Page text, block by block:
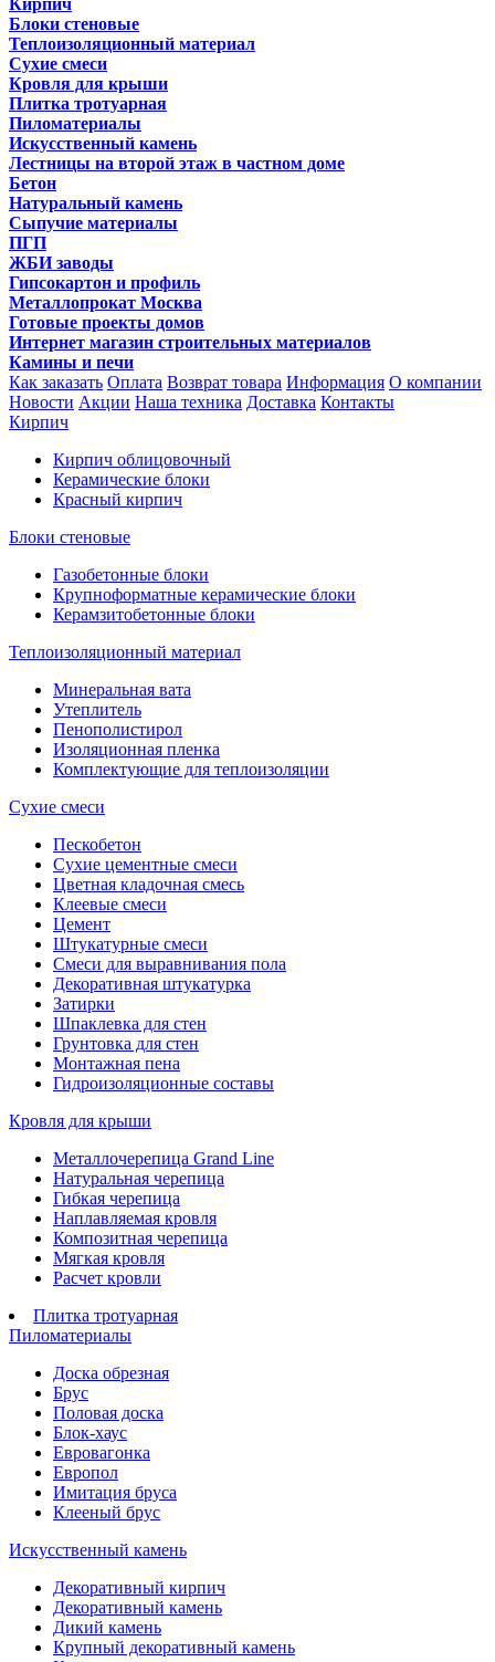
Блоки стеновые
Теплоизоляционный материал
Сухие смеси
Кровля для крыши
Плитка тротуарная
Пиломатериалы
Искусственный камень
Лестницы на второй этаж в частном доме
Бетон
Натуральный камень
Сыпучие материалы
ПГП
ЖБИ заводы
Гипсокартон и профиль
Металлопрокат Москва
Готовые проекты домов
Интернет магазин строительных материалов
Камины и печи
Как заказать Оплата Возврат товара Информация О компании
Новости Акции Наша техника Доставка Контакты
Кирпич
Кирпич облицовочный
Керамические блоки
Красный кирпич
Блоки стеновые
Газобетонные блоки
Крупноформатные керамические блоки
Керамзитобетонные блоки
Теплоизоляционный материал
Минеральная вата
Утеплитель
Пенополистирол
Изоляционная пленка
Комплектующие для теплоизоляции
Сухие смеси
Пескобетон
Сухие цементные смеси
Цветная кладочная смесь
Клеевые смеси
Цемент
Штукатурные смеси
Смеси для выравнивания пола
Декоративная штукатурка
Затирки
Шпаклевка для стен
Грунтовка для стен
Монтажная пена
Гидроизоляционные составы
Кровля для крыши
Металлочерепица Grand Line
Натуральная черепица
Гибкая черепица
Наплавляемая кровля
Композитная черепица
Мягкая кровля
Расчет кровли
Плитка тротуарная
Пиломатериалы
Доска обрезная
Брус
Половая доска
Блок-хаус
Евровагонка
Европол
Имитация бруса
Клееный брус
Искусственный камень
Декоративный кирпич
Декоративный камень
Дикий камень
Крупный декоративный камень